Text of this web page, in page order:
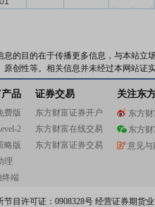
息的目的在于传播更多信息，与本站
创性等。相关信息并未经过本网站证
品
费版
2
略版
理
终端
证券交易
东方财富证券开户
东方财富在线交易
东方财富证券交易
关注东
东方
东方
意见与
目许可证：0908328号 经营证券期货